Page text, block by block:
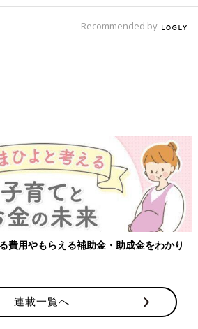
Recommended by
費用やもらえる補助金・助成金をわかり
連載一覧へ